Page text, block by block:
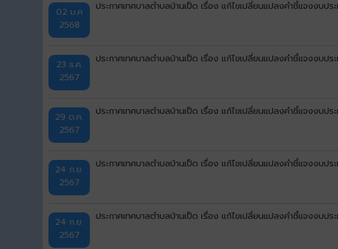
02 ม.ค
2568
ประกาศเทศบาลตำบลบ้านเป็ด เรื่อง แก้ไขเปลี่ยนแปลงคำชี้แจงงบ
23 ธ.ค.
2567
ประกาศเทศบาลตำบลบ้านเป็ด เรื่อง แก้ไขเปลี่ยนแปลงคำชี้แจงงบ
29 ต.ค.
2567
ประกาศเทศบาลตำบลบ้านเป็ด เรื่อง แก้ไขเปลี่ยนแปลงคำชี้แจงงบ
24 ก.ย.
2567
ประกาศเทศบาลตำบลบ้านเป็ด เรื่อง แก้ไขเปลี่ยนแปลงคำชี้แจงงบ
24 ก.ย.
2567
ประกาศเทศบาลตำบลบ้านเป็ด เรื่อง แก้ไขเปลี่ยนแปลงคำชี้แจงงบ